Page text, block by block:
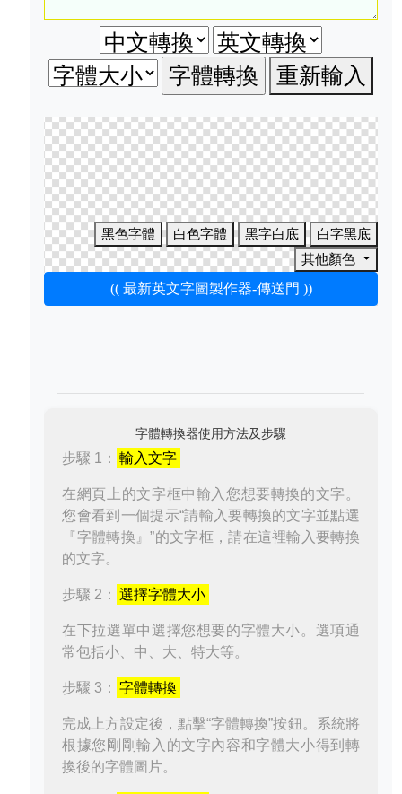
重新輸入
黑色字體 白色字體 黑字白底
白字黑底
其他顏色
(( 最新英文字圖製作器-傳送門 ))
字體轉換器使用方法及步驟
步驟 1： 輸入文字
在網頁上的文字框中輸入您想要轉換的文字。
您會看到一個提示“請輸入要轉換的文字並點選
『字體轉換』”的文字框，請在這裡輸入要轉換
的文字。
步驟 2： 選擇字體大小
在下拉選單中選擇您想要的字體大小。選項通
常包括小、中、大、特大等。
步驟 3： 字體轉換
完成上方設定後，點擊“字體轉換”按鈕。系統將
根據您剛剛輸入的文字內容和字體大小得到轉
換後的字體圖片。